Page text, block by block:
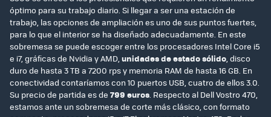
óptimo para su trabajo diario. Si llegar a ser una estación de
trabajo, las opciones de ampliación es uno de sus puntos fuertes,
para lo que el interior se ha diseñado adecuadamente. En este
sobremesa se puede escoger entre los procesadores Intel Core i5
e i7, gráficas de Nvidia y AMD,unidades de estado sólido, disco
duro de hasta 3 TB a 7200 rps y memoria RAM de hasta 16 GB. En
conectividad contaríamos con 10 puertos USB, cuatro de ellos 3.0.
Su precio de partida es de 799 euros. Respecto al Dell Vostro 470,
estamos ante un sobremesa de corte más clásico, con formato